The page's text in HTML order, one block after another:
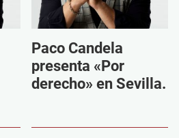
Paco Candela
presenta «Por
derecho» en Sevilla.